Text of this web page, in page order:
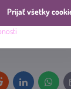
LinkedIn
Prijať všetky